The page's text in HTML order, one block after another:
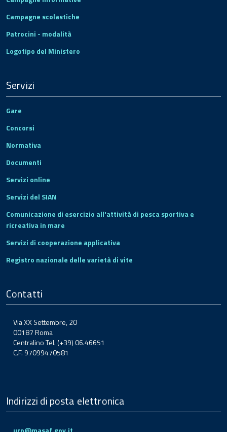
Campagne scolastiche
Patrocini - modalità
Logotipo del Ministero
Servizi
Gare
Concorsi
Normativa
Documenti
Servizi online
Servizi del SIAN
Comunicazione di esercizio all'attività di pesca sportiva e
ricreativa in mare
Servizi di cooperazione applicativa
Registro nazionale delle varietà di vite
Contatti
Via XX Settembre, 20
00187 Roma
Centralino Tel. (+39) 06.46651
C.F. 97099470581
Indirizzi di posta elettronica